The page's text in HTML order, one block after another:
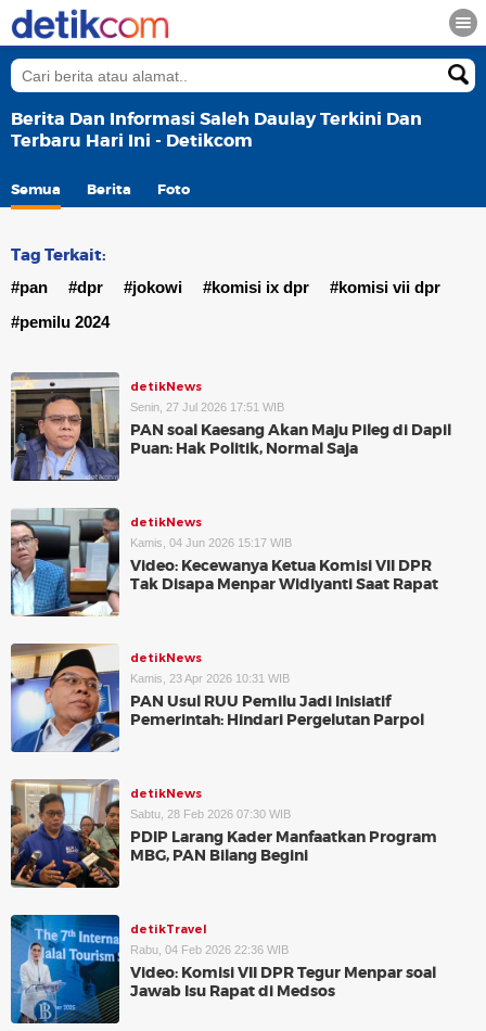
Berita Dan Informasi Saleh Daulay Terkini Dan
Terbaru Hari Ini - Detikcom
Semua Berita Foto
Tag Terkait:
#pan #dpr #jokowi #komisi ix dpr
#komisi vii dpr
#pemilu 2024
detikNews
Senin, 27 Jul 2026 17:51 WIB
PAN soal Kaesang Akan Maju Pileg di Dapil
Puan: Hak Politik, Normal Saja
detikNews
Kamis, 04 Jun 2026 15:17 WIB
Video: Kecewanya Ketua Komisi VII DPR
Tak Disapa Menpar Widiyanti Saat Rapat
detikNews
Kamis, 23 Apr 2026 10:31 WIB
PAN Usul RUU Pemilu Jadi Inisiatif
Pemerintah: Hindari Pergelutan Parpol
detikNews
Sabtu, 28 Feb 2026 07:30 WIB
PDIP Larang Kader Manfaatkan Program
MBG, PAN Bilang Begini
detikTravel
Rabu, 04 Feb 2026 22:36 WIB
Video: Komisi VII DPR Tegur Menpar soal
Jawab Isu Rapat di Medsos